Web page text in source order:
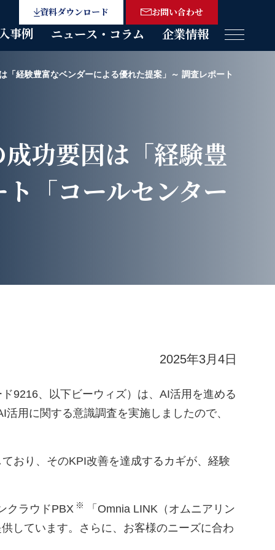
資料ダウンロード お問い合わせ
事例 ニュース・コラム 企業情報 メニュ
経験豊富なベンダーによる優れた提案」～ 調査レポート
功要因は「経験豊
「コールセンター
2025年3月4日
9216、以下ビーウィズ）は、AI活用を進める
用に関する意識調査を実施しましたので、
おり、そのKPI改善を達成するカギが、経験
クラウドPBX ※
「Omnia LINK（オムニアリン
しています。さらに、お客様のニーズに合わ